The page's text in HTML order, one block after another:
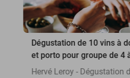
Dégustation de 10 vins à
et porto pour groupe de 4
Hervé Leroy - Dégustation